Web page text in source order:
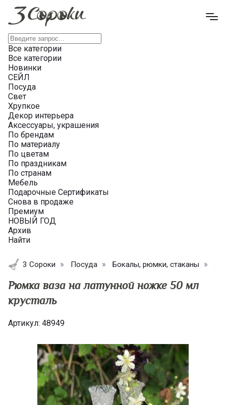
Все категории
Все категории
Новинки
СЕЙЛ
Посуда
Свет
Хрупкое
Декор интерьера
Аксессуары, украшения
По брендам
По материалу
По цветам
По праздникам
По странам
Мебель
Подарочные Сертификаты
Снова в продаже
Премиум
НОВЫЙ ГОД
Архив
Найти
3 Сороки Посуда Бокалы, рюмки, стаканы
Рюмка ваза на латунной ножке 50 мл
крусталь
Артикул: 48949